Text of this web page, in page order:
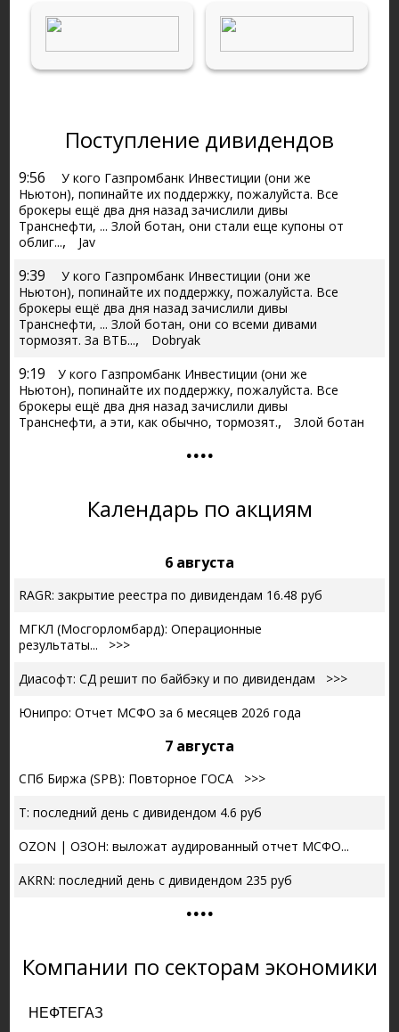
Поступление дивидендов
9:56
У кого Газпромбанк Инвестиции (они же
Ньютон), попинайте их поддержку, пожалуйста. Все
брокеры ещё два дня назад зачислили дивы
Транснефти, ... Злой ботан, они стали еще купоны от
облиг..., Jav
9:39
У кого Газпромбанк Инвестиции (они же
Ньютон), попинайте их поддержку, пожалуйста. Все
брокеры ещё два дня назад зачислили дивы
Транснефти, ... Злой ботан, они со всеми дивами
тормозят. За ВТБ..., Dobryak
9:19
У кого Газпромбанк Инвестиции (они же
Ньютон), попинайте их поддержку, пожалуйста. Все
брокеры ещё два дня назад зачислили дивы
Транснефти, а эти, как обычно, тормозят., Злой ботан
....
Календарь по акциям
6 августа
RAGR: закрытие реестра по дивидендам 16.48 руб
МГКЛ (Мосгорломбард): Операционные
результаты...
>>>
Диасофт: СД решит по байбэку и по дивидендам
>>>
Юнипро: Отчет МСФО за 6 месяцев 2026 года
7 августа
СПб Биржа (SPB): Повторное ГОСА
>>>
T: последний день с дивидендом 4.6 руб
OZON | ОЗОН: выложат аудированный отчет МСФО...
AKRN: последний день с дивидендом 235 руб
....
Компании по секторам экономики
НЕФТЕГАЗ